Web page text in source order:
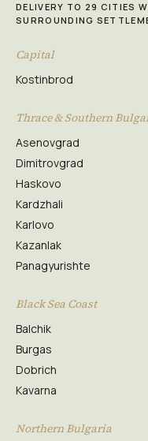
DELIVERY TO 29 CITIES
SURROUNDING
Capital
Kostinbrod
Thrace & Southern
Asenovgrad
Dimitrovgrad
Haskovo
Kardzhali
Karlovo
Kazanlak
Panagyurishte
Black Sea Coast
Balchik
Burgas
Dobrich
Kavarna
Northern Bulgaria